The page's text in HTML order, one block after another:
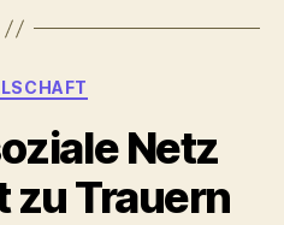
Kategorien
Netz
zu Trauern